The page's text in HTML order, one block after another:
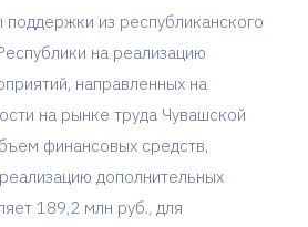
из республиканского
на реализацию
направленных на
на рынке труда Чувашской
финансовых средств,
дополнительных
189,2 млн руб., для